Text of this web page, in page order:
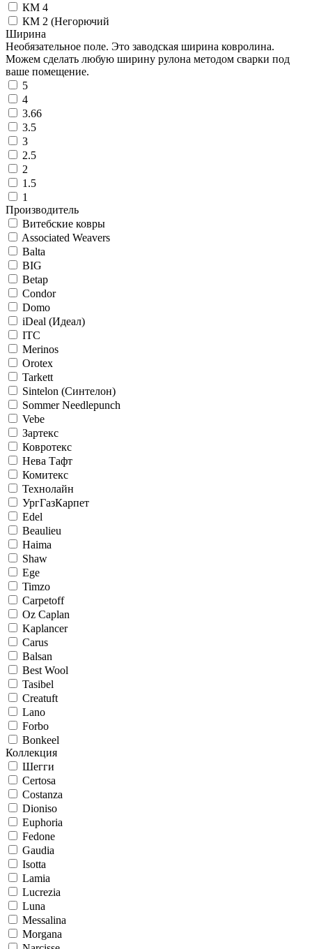
КМ 4
КМ 2 (Негорючий
Ширина
Необязательное поле. Это заводская ширина ковролина.
Можем сделать любую ширину рулона методом сварки под
ваше помещение.
5
4
3.66
3.5
3
2.5
2
1.5
1
Производитель
Витебские ковры
Associated Weavers
Balta
BIG
Betap
Condor
Domo
iDeal (Идеал)
ITC
Merinos
Orotex
Tarkett
Sintelon (Синтелон)
Sommer Needlepunch
Vebe
Зартекс
Ковротекс
Нева Тафт
Комитекс
Технолайн
УргГазКарпет
Edel
Beaulieu
Haima
Shaw
Ege
Timzo
Carpetoff
Oz Caplan
Kaplancer
Carus
Balsan
Best Wool
Tasibel
Creatuft
Lano
Forbo
Bonkeel
Коллекция
Шегги
Certosa
Costanza
Dioniso
Euphoria
Fedone
Gaudia
Isotta
Lamia
Lucrezia
Luna
Messalina
Morgana